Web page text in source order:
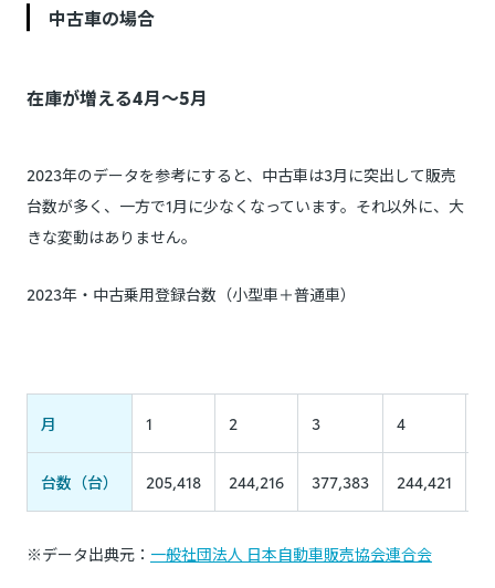
中古車の場合
在庫が増える4月～5月
2023年のデータを参考にすると、中古車は3月に突出して販売
台数が多く、一方で1月に少なくなっています。それ以外に、大
きな変動はありません。
2023年・中古乗用登録台数（小型車＋普通車）
月 1 2 3 4
台数（台） 205,418 244,216 377,383 244,421
※データ出典元： 一般社団法人 日本自動車販売協会連合会